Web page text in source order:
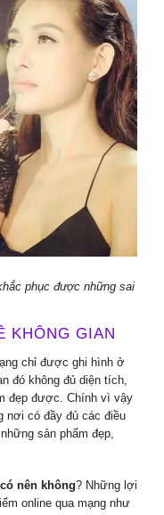
phục được những sai
KHÔNG GIAN
chỉ được ghi hình ở
đó không đủ diện tích,
đẹp được. Chính vì vậy
nơi có đầy đủ các điều
sản phẩm đẹp,
nên không? Những lợi
online qua mạng như